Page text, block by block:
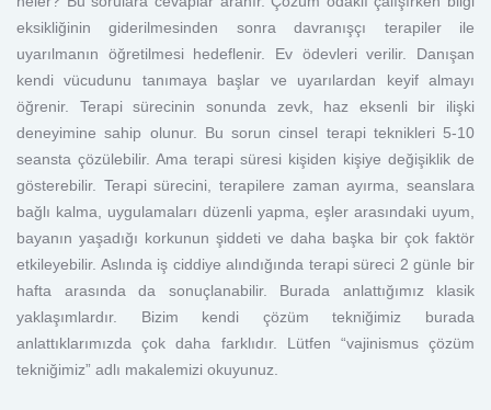
eksikliğinin giderilmesinden sonra davranışçı terapiler ile
uyarılmanın öğretilmesi hedeflenir. Ev ödevleri verilir. Danışan
kendi vücudunu tanımaya başlar ve uyarılardan keyif almayı
öğrenir. Terapi sürecinin sonunda zevk, haz eksenli bir ilişki
deneyimine sahip olunur. Bu sorun cinsel terapi teknikleri 5-10
seansta çözülebilir. Ama terapi süresi kişiden kişiye değişiklik de
gösterebilir. Terapi sürecini, terapilere zaman ayırma, seanslara
bağlı kalma, uygulamaları düzenli yapma, eşler arasındaki uyum,
bayanın yaşadığı korkunun şiddeti ve daha başka bir çok faktör
etkileyebilir. Aslında iş ciddiye alındığında terapi süreci 2 günle bir
hafta arasında da sonuçlanabilir. Burada anlattığımız klasik
yaklaşımlardır. Bizim kendi çözüm tekniğimiz burada
anlattıklarımızda çok daha farklıdır. Lütfen “vajinismus çözüm
tekniğimiz” adlı makalemizi okuyunuz.